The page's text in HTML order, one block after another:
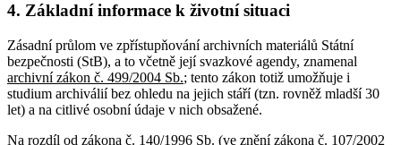
4. Základní informace k životní situaci
Zásadní průlom ve zpřístupňování archivních materiálů Státní
bezpečnosti (StB), a to včetně její svazkové agendy, znamenal
archivní zákon č. 499/2004 Sb.; tento zákon totiž umožňuje i
studium archiválií bez ohledu na jejich stáří (tzn. rovněž mladší 30
let) a na citlivé osobní údaje v nich obsažené.
Na rozdíl od zákona č. 140/1996 Sb. (ve znění zákona č. 107/2002